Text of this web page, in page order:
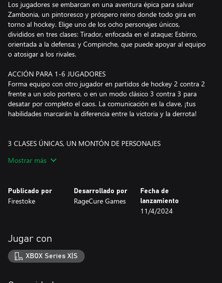
Los jugadores se embarcan en una aventura épica para salvar
Zambonia, un pintoresco y próspero reino donde todo gira en
torno al hockey. Elige uno de los ocho personajes únicos,
divididos en tres clases: Tirador, enfocada en el ataque; Esbirro,
orientada a la defensa; y Compinche, que puede apoyar al equipo
o atosigar a los rivales.
ACCIÓN PARA 1-6 JUGADORES
Forma equipo con otro jugador en partidos de hockey 2 contra 2
frente a un solo portero, o en un modo clásico 3 contra 3 para
desatar por completo el caos. La comunicación es la clave, ¡tus
habilidades marcarán la diferencia entre la victoria y la derrota!
3 CLASES ÚNICAS, UN MONTÓN DE PERSONAJES
equipo que te permita disparar y (con suerte) anotar! Elige a tu
rasgos y habilidades únicos para jugar una y otra vez.
partidas te llevarán de vuelta a la época del modo cooperativo
local, al tiempo que te ofrecerán una experiencia deportiva más
moderna, con clases de personajes y un portero que parece una
constante lucha contra un jefe. Elige entre cooperativo local, en
Mostrar más
Publicado por
Firestoke
Desarrollado por
RageCure Games
Fecha de
lanzamiento
11/4/2024
Jugar con
XBOX Series X|S